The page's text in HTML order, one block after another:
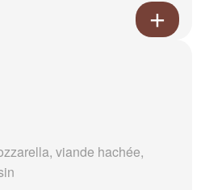
viande hachée,